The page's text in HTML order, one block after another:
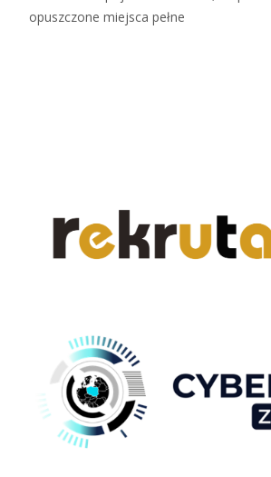
opuszczone miejsca pełne